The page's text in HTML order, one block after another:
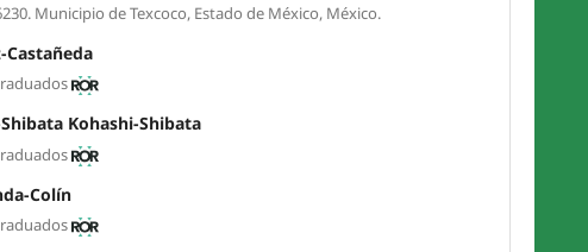
Municipio de Texcoco, Estado de México, México.
Castañeda
Kohashi-Shibata
Colín